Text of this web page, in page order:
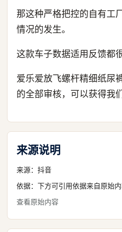
那这种严格把控的自有工
情况的发生。
这款车子数据适用反馈都
爱乐爱放飞螺杆精细纸尿
的全部审核，可以获得我
来源说明
来源： 抖音
依据：下方可引用依据来自原始内
查看原始内容